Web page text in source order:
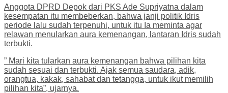
Anggota DPRD Depok dari PKS Ade Supriyatna dalam
kesempatan itu membeberkan, bahwa janji politik Idris
periode lalu sudah terpenuhi, untuk itu Ia meminta agar
relawan menularkan aura kemenangan, lantaran Idris sudah
terbukti.
” Mari kita tularkan aura kemenangan bahwa pilihan kita
sudah sesuai dan terbukti. Ajak semua saudara, adik,
orangtua, kakak, sahabat dan tetangga, untuk ikut memilih
pilihan kita”, ujarnya.